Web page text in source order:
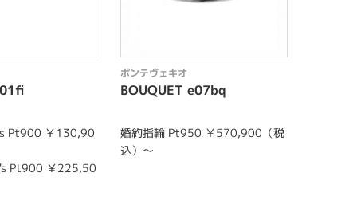
Pt900 ￥130,90
Pt900 ￥225,50
ポンテヴェキオ
BOUQUET e07bq
婚約指輪 Pt950 ￥570,900（税
込）～